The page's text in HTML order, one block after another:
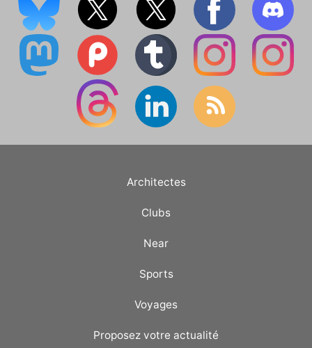
Architectes
Clubs
Near
Sports
Voyages
Proposez votre actualité